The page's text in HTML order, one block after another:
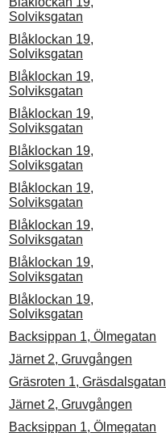
Solviksgatan
Blåklockan 19,
Solviksgatan
Blåklockan 19,
Solviksgatan
Blåklockan 19,
Solviksgatan
Blåklockan 19,
Solviksgatan
Blåklockan 19,
Solviksgatan
Blåklockan 19,
Solviksgatan
Blåklockan 19,
Solviksgatan
Blåklockan 19,
Solviksgatan
Backsippan 1, Ölmegatan
Järnet 2, Gruvgången
Gräsroten 1, Gräsdalsgatan
Järnet 2, Gruvgången
Backsippan 1, Ölmegatan